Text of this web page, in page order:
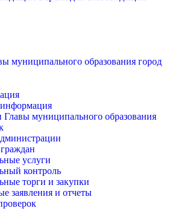
муниципального образования город
Главы муниципального образования
услуги
контроль
торги и закупки
заявления и отчеты